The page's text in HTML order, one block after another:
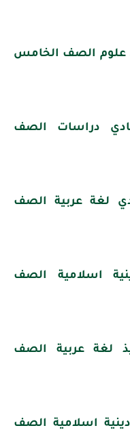
علوم الصف الخامس
دراسات الصف
لغة عربية الصف
اسلامية الصف
لغة عربية الصف
دينية اسلامية الصف